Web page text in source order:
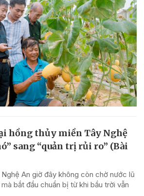
hồng thủy miền Tây Nghệ
sang “quản trị rủi ro” (Bài
An giờ đây không còn chờ nước lũ
bắt đầu chuẩn bị từ khi bầu trời vẫn